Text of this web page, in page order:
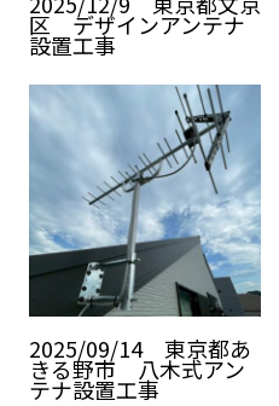
区 デザインアンテナ
設置工事
2025/09/14 東京都あ
きる野市 八木式アン
テナ設置工事